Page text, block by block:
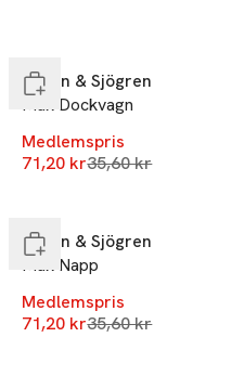
Raben & Sjögren
Max Dockvagn
Medlemspris
71,20 krLägsta pris 30
35,60 kr
+100%
Raben & Sjögren
Max Napp
Medlemspris
71,20 krLägsta pris 30
35,60 kr